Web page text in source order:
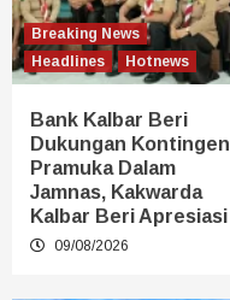
Breaking News
Headlines
Hotnews
Bank Kalbar Beri
Dukungan Kontingen
Pramuka Dalam
Jamnas, Kakwarda
Kalbar Beri Apresiasi
09/08/2026